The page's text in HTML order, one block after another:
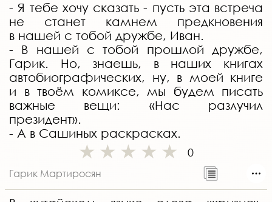
- Я тебе хочу сказать - пусть эта встреча
не станет камнем предкновения
в нашей с тобой дружбе, Иван.
- В нашей с тобой прошлой дружбе,
Гарик. Но, знаешь, в наших книгах
автобиографических, ну, в моей книге
и в твоём комиксе, мы будем писать
важные вещи: «Нас разлучил
президент».
- А в Сашиных раскрасках.
0
Гарик Мартиросян